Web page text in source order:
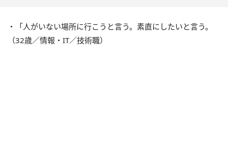
・「人がいない場所に行こうと言う。素直にしたいと言う。
（32歳／情報・IT／技術職）